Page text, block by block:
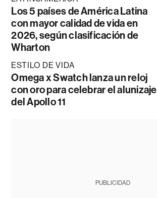
Los 5 países de América Latina
con mayor calidad de vida en
2026, según clasificación de
Wharton
ESTILO DE VIDA
Omega x Swatch lanza un reloj
con oro para celebrar el alunizaje
del Apollo 11
PUBLICIDAD